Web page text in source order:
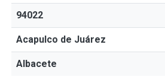
94022
Acapulco de Juárez
Albacete